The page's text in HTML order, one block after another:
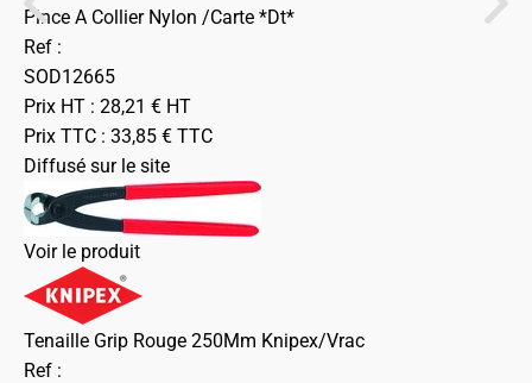
Pince A Collier Nylon /Carte *Dt*
Ref :
SOD12665
Prix HT : 28,21 € HT
Prix TTC : 33,85 € TTC
Diffusé sur le site
Voir le produit
Tenaille Grip Rouge 250Mm Knipex/Vrac
Ref :